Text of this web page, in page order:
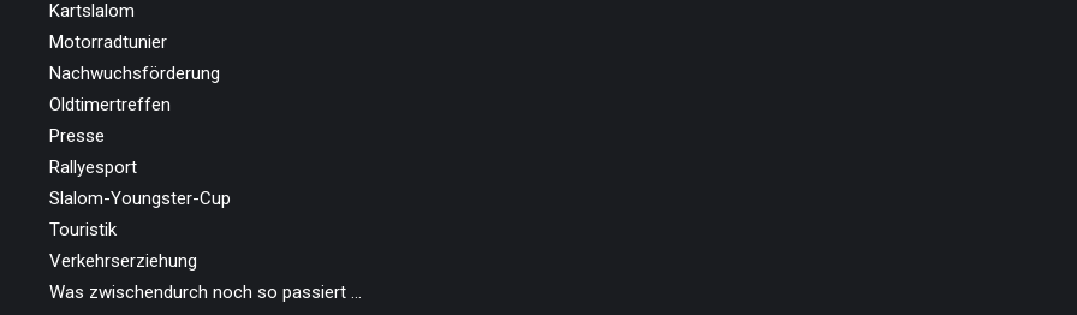
Kartslalom
Motorradtunier
Nachwuchsförderung
Oldtimertreffen
Presse
Rallyesport
Slalom-Youngster-Cup
Touristik
Verkehrserziehung
Was zwischendurch noch so passiert …